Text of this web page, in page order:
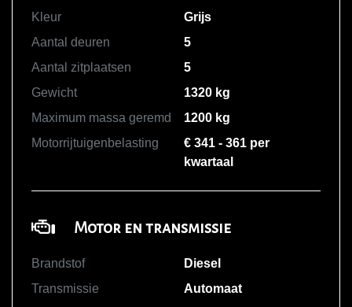
Kleur
Grijs
Aantal deuren
5
Aantal zitplaatsen
5
Gewicht
1320 kg
Maximum massa geremd
1200 kg
Motorrijtuigenbelasting
€ 341 - 361 per
kwartaal
Motor en transmissie
Brandstof
Diesel
Transmissie
Automaat